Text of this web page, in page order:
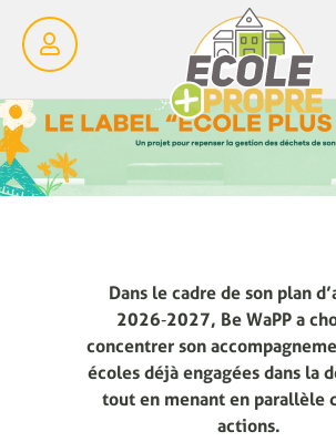
Dans le cadre de son plan
2026‑2027, Be WaPP a
concentrer son
écoles déjà engagées dans la
tout en menant en parallèle
actions.